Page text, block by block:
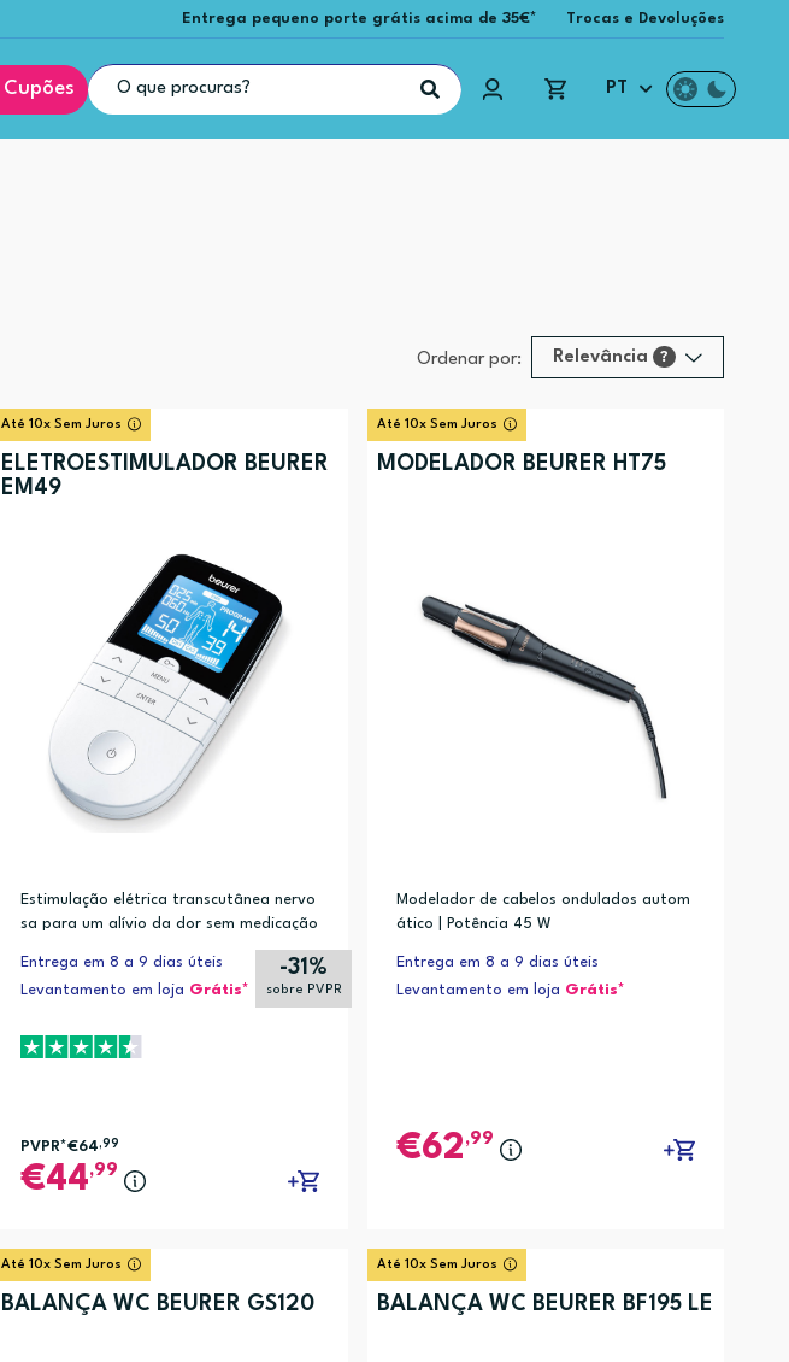
Entrega pequeno porte grátis acima de 35€* Trocas e Devoluções
Cupões PT
Ordenar por: Relevância ?
Até 10x Sem Juros
ELETROESTIMULADOR BEURER
EM49
Estimulação elétrica transcutânea nervo
sa para um alívio da dor sem medicação
Entrega em 8 a 9 dias úteis
Levantamento em loja Grátis*
-31%
sobre PVPR
PVPR*€64,99
44,99
Até 10x Sem Juros
MODELADOR BEURER HT75
Modelador de cabelos ondulados autom
ático | Potência 45 W
Entrega em 8 a 9 dias úteis
Levantamento em loja Grátis*
62 ,99
Até 10x Sem Juros
BALANÇA WC BEURER GS120
Até 10x Sem Juros
BALANÇA WC BEURER BF195 LE